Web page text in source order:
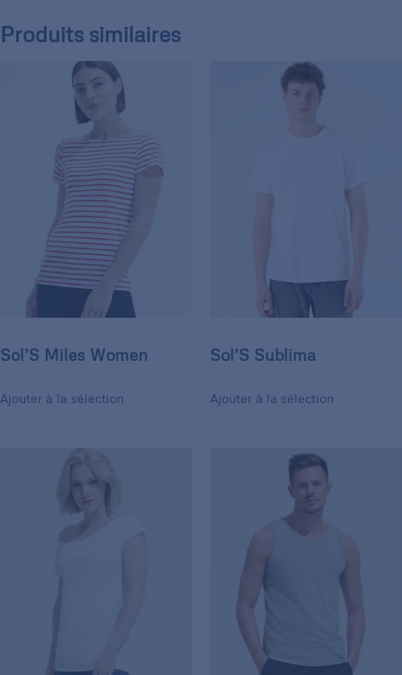
Produits similaires
Sol’S Miles Women
Ajouter à la sélection
Sol’S Sublima
Ajouter à la sélection